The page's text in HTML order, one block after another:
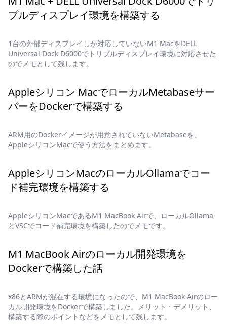
プルディスプレイ環境を構築する
1台の外部ディスプレイしか対応していないM1 MacをDELL
Universal Dock D6000でトリプルディスプレイ環境に対応させた
のでメモとして残します。
Appleシリコン MacでローカルMetabaseサー
バーをDockerで構築する
ARM用のDockerイメージが用意されていないMetabaseを、
AppleシリコンMacで使う方法をまとめます。
AppleシリコンMacのローカルOllamaでコー
ド補完環境を構築する
AppleシリコンMacであるM1 MacBook Airで、ローカルOllama
とVSCでコード補完環境を構築したのでメモです。
M1 MacBook Airのローカル開発環境を
Dockerで構築した話
x86とARMが混在する環境になったので、M1 MacBook Airのロー
カル開発環境をDockerで構築しました。メリット・デメリット、
構築する際のポイントなどをメモとして残します。